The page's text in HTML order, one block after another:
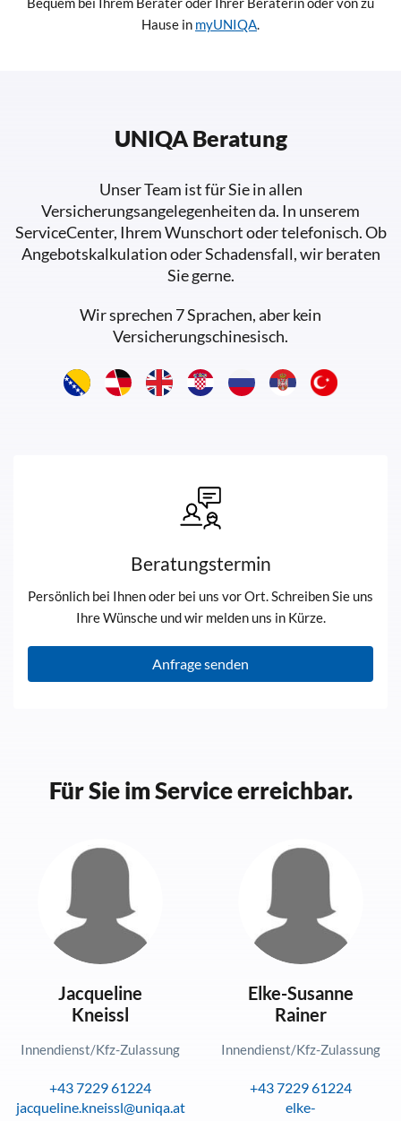
Hause in myUNIQA.
UNIQA Beratung
Unser Team ist für Sie in allen
Versicherungsangelegenheiten da. In unserem
ServiceCenter, Ihrem Wunschort oder telefonisch. Ob
Angebotskalkulation oder Schadensfall, wir beraten
Sie gerne.
Wir sprechen 7 Sprachen, aber kein
Versicherungschinesisch.
Beratungstermin
Persönlich bei Ihnen oder bei uns vor Ort. Schreiben Sie uns
Ihre Wünsche und wir melden uns in Kürze.
Anfrage senden
Für Sie im Service erreichbar.
Jacqueline
Kneissl
Innendienst/Kfz-Zulassung
+43 7229 61224
jacqueline.kneissl@uniqa.at
Elke-Susanne
Rainer
Innendienst/Kfz-Zulassung
+43 7229 61224
elke-